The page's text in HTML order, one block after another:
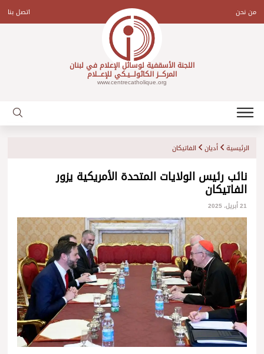
contentمن نحن اتصل بنا
اللجنة الأسقفية لوسائل الإعلام في لبنان
المركـــز الكاثولـــيـكي للإعـــلام
www.centrecatholique.org
الرئيسية أديان الفاتيكان
نائب رئيس الولايات المتحدة الأمريكية يزور
الفاتيكان
21 أبريل، 2025